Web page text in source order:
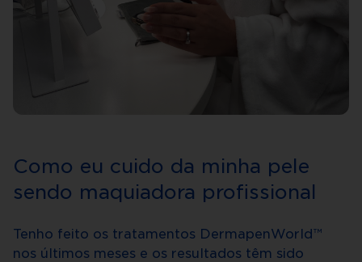
Como eu cuido da minha pele
sendo maquiadora profissional
Tenho feito os tratamentos DermapenWorld™
nos últimos meses e os resultados têm sido